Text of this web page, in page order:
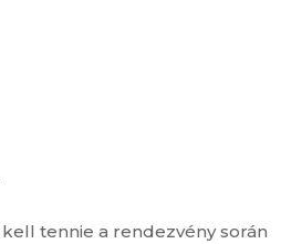
tennie a rendezvény során